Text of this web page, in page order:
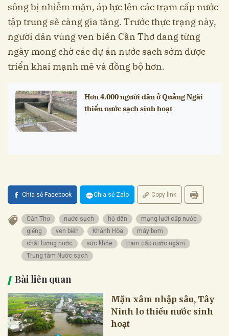
sông bị nhiễm mặn, áp lực lên các trạm cấp nước
tập trung sẽ càng gia tăng. Trước thực trạng này,
người dân vùng ven biển Cần Thơ đang từng
ngày mong chờ các dự án nước sạch sớm được
triển khai mạnh mẽ và đồng bộ hơn.
Hơn 4.000 người dân ở Quảng Ngãi
thiếu nước sạch sinh hoạt
Chia sẻ Facebook Chia sẻ Zalo Copy link
Cần Thơ nước sạch hộ dân
mạng lưới cấp nước
giếng
ven biển Khánh Hòa
máy bơm
chất lượng nước
sức khỏe
trạm cấp nước ngầm
Trung tâm Nước sạch
Bài liên quan
Mặn xâm nhập sâu, Tây
Ninh lo thiếu nước sinh
hoạt